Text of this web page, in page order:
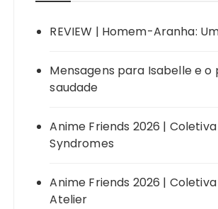
REVIEW | Homem-Aranha:
Mensagens para Isabelle e o
saudade
Anime Friends 2026 |
Syndromes
Anime Friends 2026 |
Atelier